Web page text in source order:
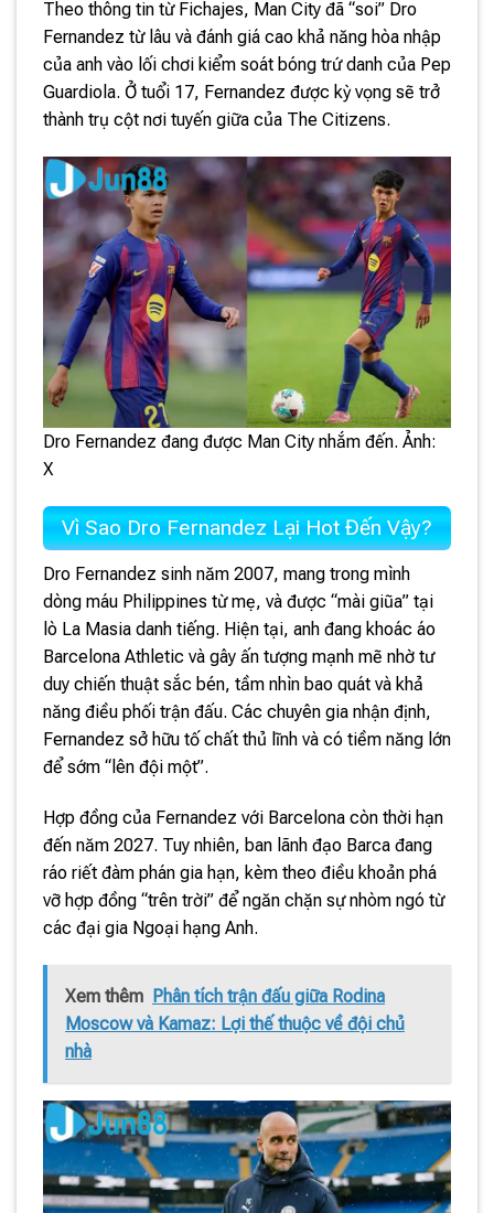
Theo thông tin từ Fichajes, Man City đã “soi” Dro
Fernandez từ lâu và đánh giá cao khả năng hòa nhập
của anh vào lối chơi kiểm soát bóng trứ danh của Pep
Guardiola. Ở tuổi 17, Fernandez được kỳ vọng sẽ trở
thành trụ cột nơi tuyến giữa của The Citizens.
Dro Fernandez đang được Man City nhắm đến. Ảnh:
X
Vì Sao Dro Fernandez Lại Hot Đến Vậy?
Dro Fernandez sinh năm 2007, mang trong mình
dòng máu Philippines từ mẹ, và được “mài giũa” tại
lò La Masia danh tiếng. Hiện tại, anh đang khoác áo
Barcelona Athletic và gây ấn tượng mạnh mẽ nhờ tư
duy chiến thuật sắc bén, tầm nhìn bao quát và khả
năng điều phối trận đấu. Các chuyên gia nhận định,
Fernandez sở hữu tố chất thủ lĩnh và có tiềm năng lớn
để sớm “lên đội một”.
Hợp đồng của Fernandez với Barcelona còn thời hạn
đến năm 2027. Tuy nhiên, ban lãnh đạo Barca đang
ráo riết đàm phán gia hạn, kèm theo điều khoản phá
vỡ hợp đồng “trên trời” để ngăn chặn sự nhòm ngó từ
các đại gia Ngoại hạng Anh.
Xem thêm Phân tích trận đấu giữa Rodina
Moscow và Kamaz: Lợi thế thuộc về đội chủ
nhà